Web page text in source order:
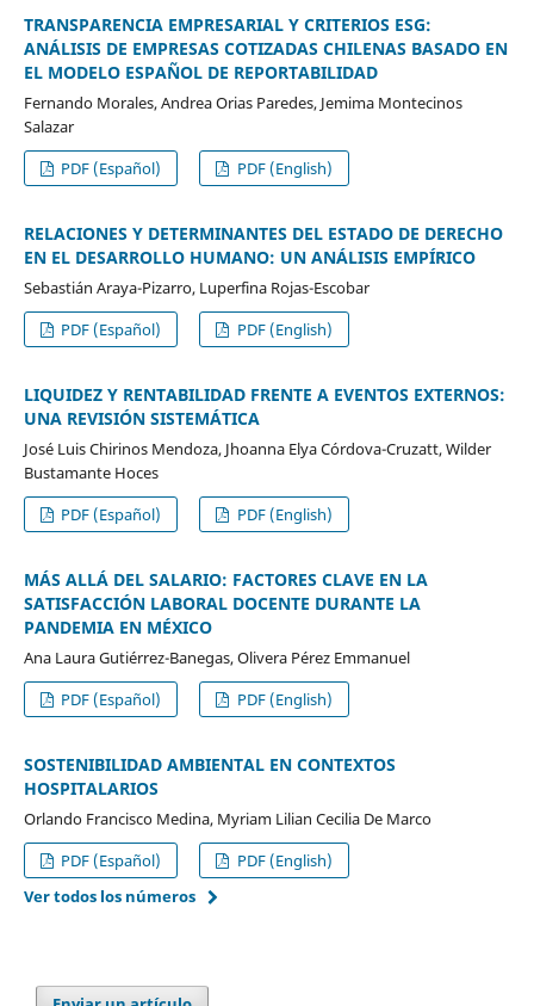
TRANSPARENCIA EMPRESARIAL Y CRITERIOS ESG:
ANÁLISIS DE EMPRESAS COTIZADAS CHILENAS BASADO EN
EL MODELO ESPAÑOL DE REPORTABILIDAD
Fernando Morales, Andrea Orias Paredes, Jemima Montecinos
Salazar
PDF (Español)
PDF (English)
RELACIONES Y DETERMINANTES DEL ESTADO DE DERECHO
EN EL DESARROLLO HUMANO: UN ANÁLISIS EMPÍRICO
Sebastián Araya-Pizarro, Luperfina Rojas-Escobar
PDF (Español)
PDF (English)
LIQUIDEZ Y RENTABILIDAD FRENTE A EVENTOS EXTERNOS:
UNA REVISIÓN SISTEMÁTICA
José Luis Chirinos Mendoza, Jhoanna Elya Córdova-Cruzatt, Wilder
Bustamante Hoces
PDF (Español)
PDF (English)
MÁS ALLÁ DEL SALARIO: FACTORES CLAVE EN LA
SATISFACCIÓN LABORAL DOCENTE DURANTE LA
PANDEMIA EN MÉXICO
Ana Laura Gutiérrez-Banegas, Olivera Pérez Emmanuel
PDF (Español)
PDF (English)
SOSTENIBILIDAD AMBIENTAL EN CONTEXTOS
HOSPITALARIOS
Orlando Francisco Medina, Myriam Lilian Cecilia De Marco
PDF (Español)
PDF (English)
Ver todos los números